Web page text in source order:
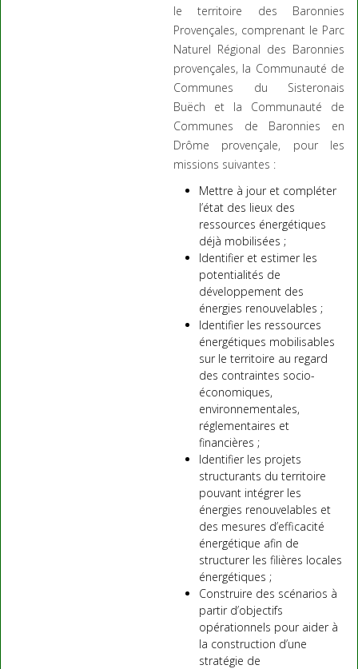
le territoire des Baronnies
Provençales, comprenant le Parc
Naturel Régional des Baronnies
provençales, la Communauté de
Communes du Sisteronais
Buëch et la Communauté de
Communes de Baronnies en
Drôme provençale, pour les
missions suivantes :
Mettre à jour et compléter
l’état des lieux des
ressources énergétiques
déjà mobilisées ;
Identifier et estimer les
potentialités de
développement des
énergies renouvelables ;
Identifier les ressources
énergétiques mobilisables
sur le territoire au regard
des contraintes socio-
économiques,
environnementales,
réglementaires et
financières ;
Identifier les projets
structurants du territoire
pouvant intégrer les
énergies renouvelables et
des mesures d’efficacité
énergétique afin de
structurer les filières locales
énergétiques ;
Construire des scénarios à
partir d’objectifs
opérationnels pour aider à
la construction d’une
stratégie de